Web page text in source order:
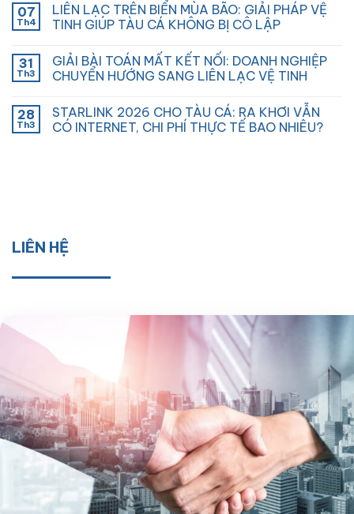
07
Th4
LIÊN LẠC TRÊN BIỂN MÙA BÃO: GIẢI PHÁP VỆ
TINH GIÚP TÀU CÁ KHÔNG BỊ CÔ LẬP
31
Th3
GIẢI BÀI TOÁN MẤT KẾT NỐI: DOANH NGHIỆP
CHUYỂN HƯỚNG SANG LIÊN LẠC VỆ TINH
28
Th3
STARLINK 2026 CHO TÀU CÁ: RA KHƠI VẪN
CÓ INTERNET, CHI PHÍ THỰC TẾ BAO NHIÊU?
LIÊN HỆ